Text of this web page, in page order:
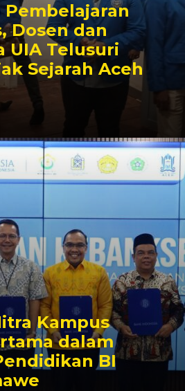
Pembelajaran
Dosen dan
UIA Telusuri
Sejarah Aceh
Kampus
dalam
BI